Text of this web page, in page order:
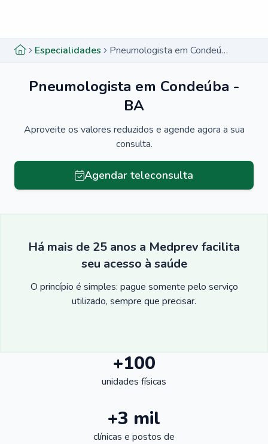
Especialidades Pneumologista em Condeúba - BA
Pneumologista em Condeúba -
BA
Aproveite os valores reduzidos e agende agora a sua
consulta.
Agendar teleconsulta
Há mais de 25 anos a Medprev facilita
seu acesso à saúde
O princípio é simples: pague somente pelo serviço
utilizado, sempre que precisar.
+100
unidades físicas
+3 mil
clínicas e postos de